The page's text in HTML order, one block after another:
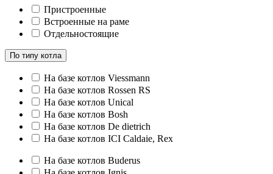
Пристроенные
Встроенные на раме
Отдельностоящие
По типу котла
На базе котлов Viessmann
На базе котлов Rossen RS
На базе котлов Unical
На базе котлов Bosh
На базе котлов De dietrich
На базе котлов ICI Caldaie, Rex
На базе котлов Buderus